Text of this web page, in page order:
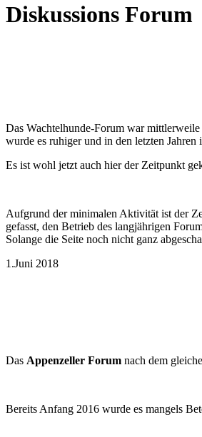
Diskussions Forum
Das Wachtelhunde-Forum war
wurde es ruhiger und in den letzten
Es ist wohl jetzt auch hier der Zeitpunkt
Aufgrund der minimalen Aktivität ist der
gefasst, den Betrieb des langjährigen
Solange die Seite noch nicht ganz
1.Juni 2018
Das Appenzeller Forum nach dem
Bereits Anfang 2016 wurde es mangels